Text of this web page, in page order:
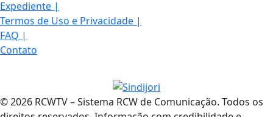
Expediente |
Termos de Uso e Privacidade |
FAQ |
Contato
© 2026 RCWTV – Sistema RCW de Comunicação. Todos os